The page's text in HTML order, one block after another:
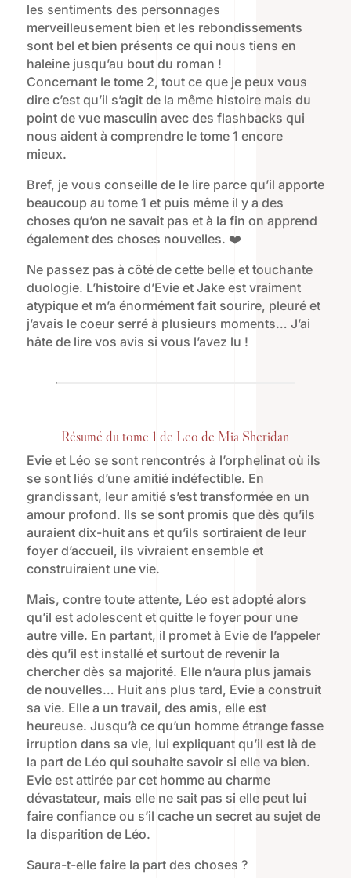
les sentiments des personnages
merveilleusement bien et les rebondissements
sont bel et bien présents ce qui nous tiens en
haleine jusqu’au bout du roman !
Concernant le tome 2, tout ce que je peux vous
dire c’est qu’il s’agit de la même histoire mais du
point de vue masculin avec des flashbacks qui
nous aident à comprendre le tome 1 encore
mieux.
Bref, je vous conseille de le lire parce qu’il apporte
beaucoup au tome 1 et puis même il y a des
choses qu’on ne savait pas et à la fin on apprend
également des choses nouvelles. ❤️
Ne passez pas à côté de cette belle et touchante
duologie. L’histoire d’Evie et Jake est vraiment
atypique et m’a énormément fait sourire, pleuré et
j’avais le coeur serré à plusieurs moments… J’ai
hâte de lire vos avis si vous l’avez lu !
Résumé du tome 1 de Leo de Mia Sheridan
Evie et Léo se sont rencontrés à l’orphelinat où ils
se sont liés d’une amitié indéfectible. En
grandissant, leur amitié s’est transformée en un
amour profond. Ils se sont promis que dès qu’ils
auraient dix-huit ans et qu’ils sortiraient de leur
foyer d’accueil, ils vivraient ensemble et
construiraient une vie.
Mais, contre toute attente, Léo est adopté alors
qu’il est adolescent et quitte le foyer pour une
autre ville. En partant, il promet à Evie de l’appeler
dès qu’il est installé et surtout de revenir la
chercher dès sa majorité. Elle n’aura plus jamais
de nouvelles… Huit ans plus tard, Evie a construit
sa vie. Elle a un travail, des amis, elle est
heureuse. Jusqu’à ce qu’un homme étrange fasse
irruption dans sa vie, lui expliquant qu’il est là de
la part de Léo qui souhaite savoir si elle va bien.
Evie est attirée par cet homme au charme
dévastateur, mais elle ne sait pas si elle peut lui
faire confiance ou s’il cache un secret au sujet de
la disparition de Léo.
Saura-t-elle faire la part des choses ?